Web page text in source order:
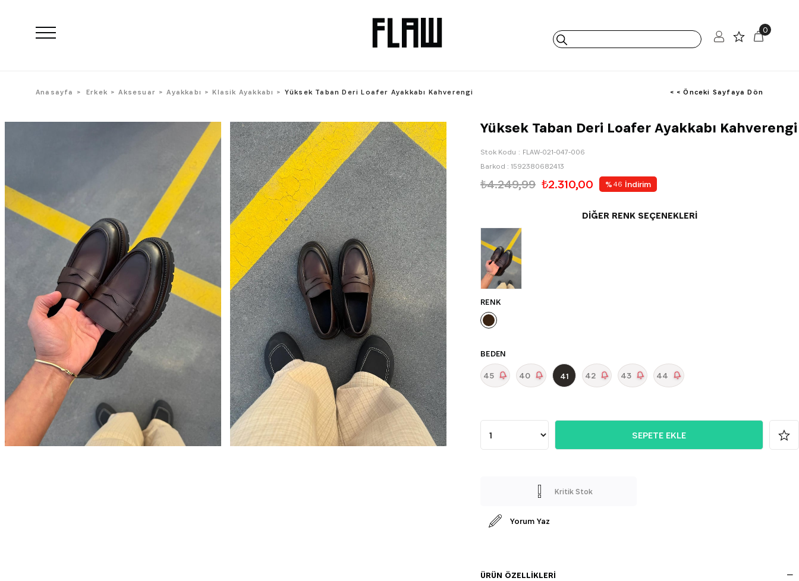
0
Anasayfa Erkek Aksesuar Ayakkabı Klasik Ayakkabı Yüksek Taban Deri Loafer Ayakkabı Kahverengi < < Önceki Sayfaya Dön
Yüksek Taban Deri Loafer Ayakkabı Kahverengi
Stok Kodu
FLAW-021-047-006
Barkod : 1592380682413
₺4.249,99 ₺2.310,00 % 46 İndirim
DIĞER RENK SEÇENEKLERI
RENK
BEDEN
45 40 41 42 43 44
Kritik Stok
Yorum Yaz
ÜRÜN ÖZELLIKLERI